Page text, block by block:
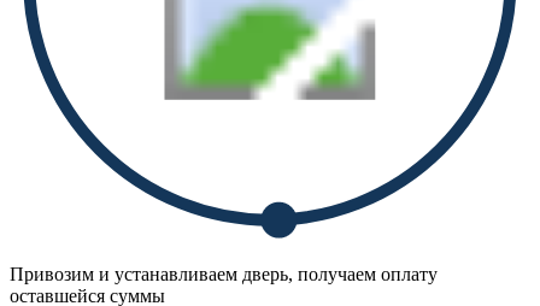
Привозим и устанавливаем дверь, получаем оплату
оставшейся суммы